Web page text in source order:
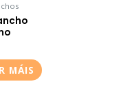
MÁIS